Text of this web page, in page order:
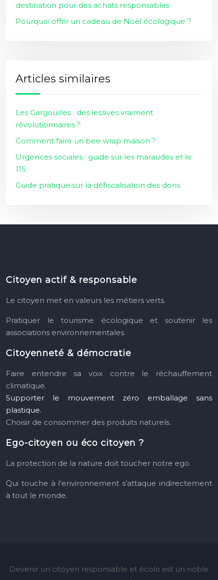
destination pour des achats responsables
Pourquoi offrir un cadeau de Noël écologique ?
Articles similaires
Les Gargouilles : des lessives vraiment
révolutionnaires ?
Comment faire un bee wrap maison ?
Urgences sociales : guide sur les maraudes et le
115
Guide pratique sur la défiscalisation des dons
Citoyen actif & responsable
Le citoyen met en valeurs les métiers verts.
Pratiquer le tourisme écologique et soutenir les
associations environnementales.
Citoyenneté & démocratie
Faire entendre sa voix contre le réchauffement
climatique.
Supporter le mouvement zéro emballage sans
plastique.
Choisir de consommer des produits naturels.
Ego-citoyen ou éco citoyen ?
La protection de la nature doit toucher notre ego.
Qui touche à l’environnement s’attaque indirectement
à tout le monde.
Devenir un citoyen responsable et écolo est un noble